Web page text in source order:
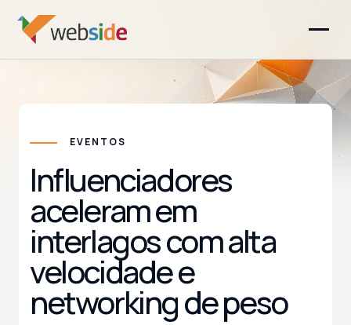
EVENTOS
Influenciadores
aceleram em
interlagos com alta
velocidade e
networking de peso